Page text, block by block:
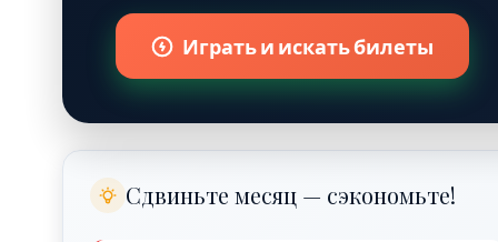
Играть и искать билеты
Сдвиньте месяц — сэкономьте!